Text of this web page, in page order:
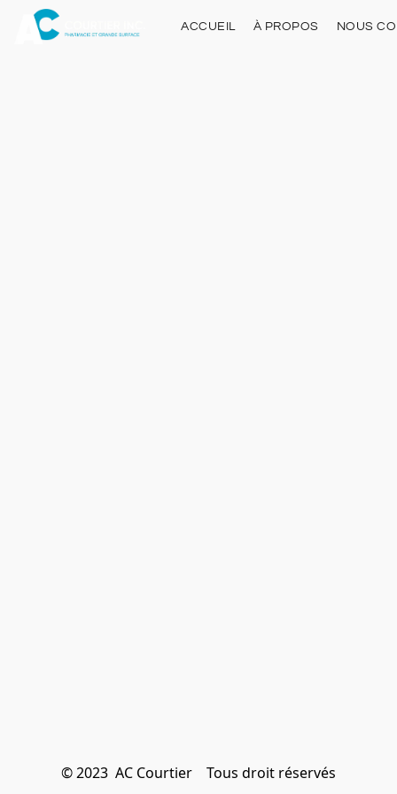
ACCUEIL À PROPOS NOUS
© 2023  AC Courtier    Tous droit réservés